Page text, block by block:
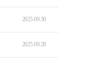
2025.09.30
2025.09.28